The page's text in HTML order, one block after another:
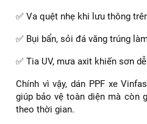
✅ Va quệt nhẹ khi lưu thông
✅ Bụi bẩn, sỏi đá văng trúng
✅ Tia UV, mưa axit khiến sơn
Chính vì vậy, dán PPF xe
giúp bảo vệ toàn diện mà còn
theo thời gian.